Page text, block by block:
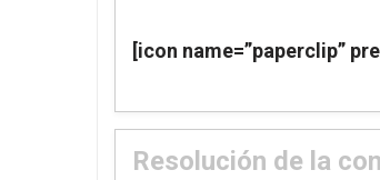
[icon name=”paperclip”
Resolución de la